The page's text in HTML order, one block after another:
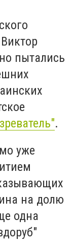
пытались
.
уже
на долю
одна